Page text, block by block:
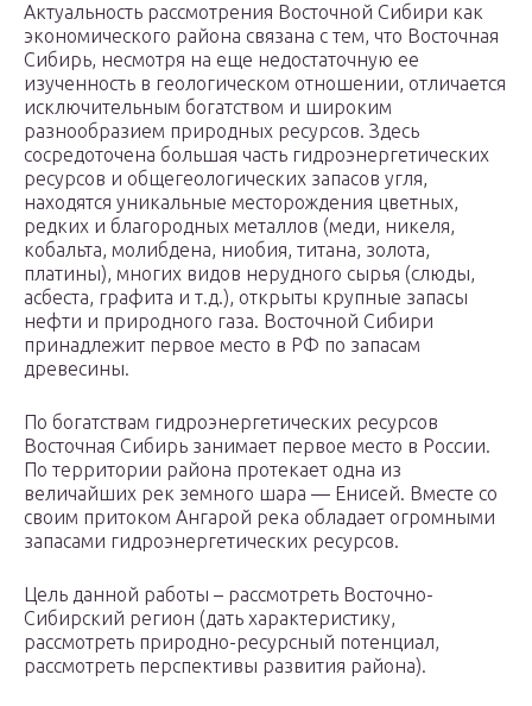
Актуальность рассмотрения Восточной Сибири как
экономического района связана с тем, что Восточная
Сибирь, несмотря на еще недостаточную ее
изученность в геологическом отношении, отличается
исключительным богатством и широким
разнообразием природных ресурсов. Здесь
сосредоточена большая часть гидроэнергетических
ресурсов и общегеологических запасов угля,
находятся уникальные месторождения цветных,
редких и благородных металлов (меди, никеля,
кобальта, молибдена, ниобия, титана, золота,
платины), многих видов нерудного сырья (слюды,
асбеста, графита и т.д.), открыты крупные запасы
нефти и природного газа. Восточной Сибири
принадлежит первое место в РФ по запасам
древесины.
По богатствам гидроэнергетических ресурсов
Восточная Сибирь занимает первое место в России.
По территории района протекает одна из
величайших рек земного шара — Енисей. Вместе со
своим притоком Ангарой река обладает огромными
запасами гидроэнергетических ресурсов.
Цель данной работы – рассмотреть Восточно-
Сибирский регион (дать характеристику,
рассмотреть природно-ресурсный потенциал,
рассмотреть перспективы развития района).